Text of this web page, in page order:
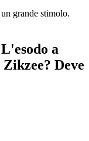
grande stimolo.
a
Deve